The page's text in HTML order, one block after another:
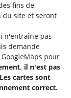
fins de
du site et seront
n'entraîne pas
demande
pour
il n'est pas
cartes sont
correct.